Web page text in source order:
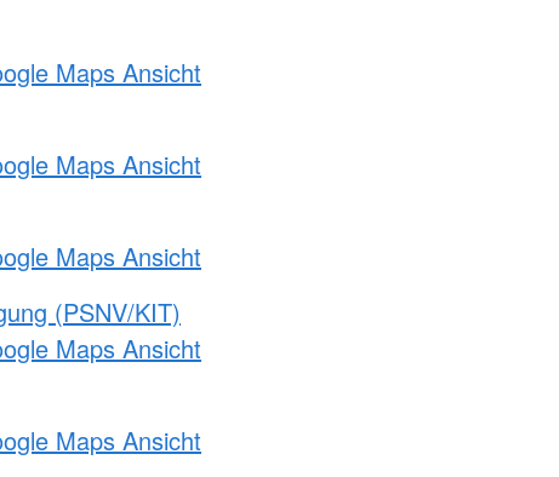
Maps Ansicht
Maps Ansicht
Maps Ansicht
(PSNV/KIT)
Maps Ansicht
Maps Ansicht